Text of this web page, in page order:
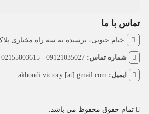
تماس با ما
خیام جنوبی، نرسیده به سه راه مختاری پلاک 90 آقای آخوندی
شماره تماس:09121035027 - 02155803615
ایمیل:akhondi.victory [at] gmail.com
تمام حقوق محفوظ می باشد.